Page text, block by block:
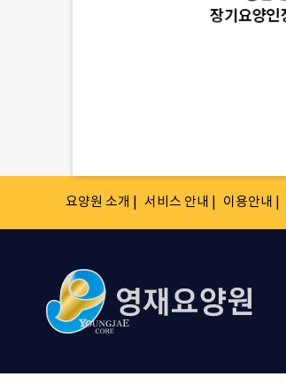
요양원 소개 | 서비스 안내 | 이용안내 |